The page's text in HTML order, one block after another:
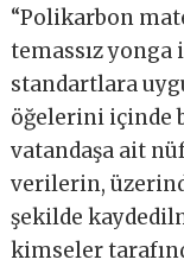
“Polikarbon
temassız yonga
standartlara
öğelerini içinde
vatandaşa ait
verilerin,
şekilde
kimseler